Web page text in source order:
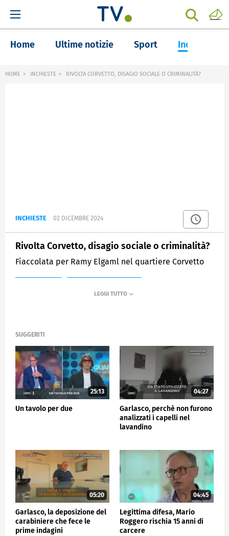
Home Ultime notizie Sport Inchieste
HOME INCHIESTE RIVOLTA CORVETTO, DISAGIO SOCIALE O CRIMINALITÀ?
INCHIESTE 02 DICEMBRE 2024
Rivolta Corvetto, disagio sociale o criminalità?
Fiaccolata per Ramy Elgaml nel quartiere Corvetto
SUGGERITI
25:13
Un tavolo per due
04:27
Garlasco, perchè non furono
analizzati i capelli nel
lavandino
05:20
Garlasco, la deposizione del
carabiniere che fece le
prime indagini
04:45
Legittima difesa, Mario
Roggero rischia 15 anni di
carcere